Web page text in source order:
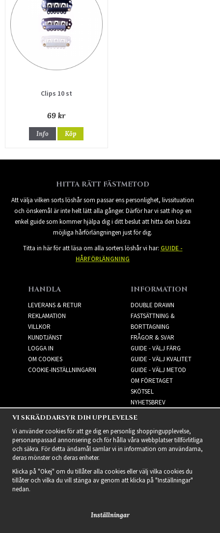
Clips 10 st
69 kr
Info Köp
HITTA RÄTT FÄSTMETOD
Att välja vilken sorts löshår som passar ens personlighet, livssituation
och önskemål är inte helt lätt alla gånger. Därför har vi satt ihop en
enkel guide som kommer hjälpa dig i ditt beslut att hitta den bästa
möjliga hårförlängningen just för dig.
Titta in här för att läsa om alla sorters löshår vi har: GUIDE -
HÅRFÖRLÄNGNING
HANDLA
LEVERANS & RETUR
REKLAMATION
VILLKOR
KUNDTJÄNST
LOGGA IN
OM COOKIES
COOKIE-INSTÄLLNINGARN
INFORMATION
DOUBLE DRAWN
FASTSÄTTNING &
BORTTAGNING
FRÅGOR & SVAR
GUIDE - VÄLJ FÄRG
GUIDE - VÄLJ KVALITET
GUIDE - VÄLJ METOD
OM FÖRETAGET
SKÖTSEL
NYHETSBREV
NYHETSBREV
VI SKRÄDDARSYR DIN UPPLEVELSE
Vi använder cookies för att ge dig en personlig shoppingupplevelse,
personanpassad annonsering och för hålla våra webbplatser tillförlitliga
och säkra. För detta ändamål samlar vi in information om användarna,
deras mönster och deras enheter.
Klicka på "Okej" om du tillåter alla cookies eller välj vilka cookies du
tillåter och vilka du vill stänga av genom att klicka på "Inställningar"
nedan.
Inställningar